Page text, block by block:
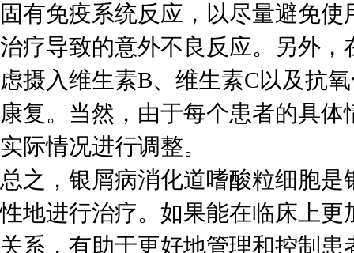
固有免疫系统反应，以尽量避免
治疗导致的意外不良反应。另外
虑摄入维生素B、维生素C以及抗
康复。当然，由于每个患者的具
实际情况进行调整。
总之，银屑病消化道嗜酸粒细胞
性地进行治疗。如果能在临床上
关系，有助于更好地管理和控制